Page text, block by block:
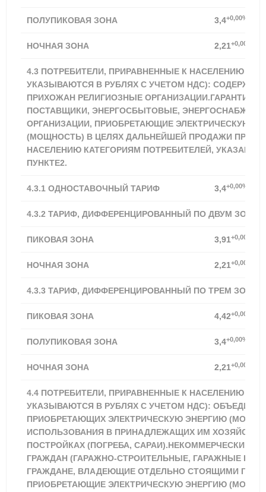
ПОЛУПИКОВАЯ ЗОНА 3,4+0,00%
НОЧНАЯ ЗОНА 2,21+0,00%
4.3 ПОТРЕБИТЕЛИ, ПРИРАВНЕННЫЕ К НАСЕЛЕНИЮ
УКАЗЫВАЮТСЯ В РУБЛЯХ С УЧЕТОМ НДС):
ПРИХОЖАН РЕЛИГИОЗНЫЕ
ПОСТАВЩИКИ, ЭНЕРГОСБЫТОВЫЕ,
ОРГАНИЗАЦИИ, ПРИОБРЕТАЮЩИЕ ЭЛЕКТРИЧЕСКУЮ
(МОЩНОСТЬ) В ЦЕЛЯХ ДАЛЬНЕЙШЕЙ ПРОДАЖИ
НАСЕЛЕНИЮ КАТЕГОРИЯМ ПОТРЕБИТЕЛЕЙ,
ПУНКТЕ2.
4.3.1 ОДНОСТАВОЧНЫЙ ТАРИФ 3,4+0,00%
4.3.2 ТАРИФ, ДИФФЕРЕНЦИРОВАННЫЙ ПО ДВУМ
ПИКОВАЯ ЗОНА 3,91+0,00%
НОЧНАЯ ЗОНА 2,21+0,00%
4.3.3 ТАРИФ, ДИФФЕРЕНЦИРОВАННЫЙ ПО ТРЕМ ЗОНАМ
ПИКОВАЯ ЗОНА 4,42+0,00%
ПОЛУПИКОВАЯ ЗОНА 3,4+0,00%
НОЧНАЯ ЗОНА 2,21+0,00%
4.4 ПОТРЕБИТЕЛИ, ПРИРАВНЕННЫЕ К НАСЕЛЕНИЮ
УКАЗЫВАЮТСЯ В РУБЛЯХ С УЧЕТОМ НДС):
ПРИОБРЕТАЮЩИХ ЭЛЕКТРИЧЕСКУЮ ЭНЕРГИЮ
ИСПОЛЬЗОВАНИЯ В ПРИНАДЛЕЖАЩИХ ИМ
ПОСТРОЙКАХ (ПОГРЕБА, САРАИ).НЕКОММЕРЧЕСКИЕ
ГРАЖДАН (ГАРАЖНО-СТРОИТЕЛЬНЫЕ, ГАРАЖНЫЕ
ГРАЖДАНЕ, ВЛАДЕЮЩИЕ ОТДЕЛЬНО СТОЯЩИМИ
ПРИОБРЕТАЮЩИЕ ЭЛЕКТРИЧЕСКУЮ ЭНЕРГИЮ